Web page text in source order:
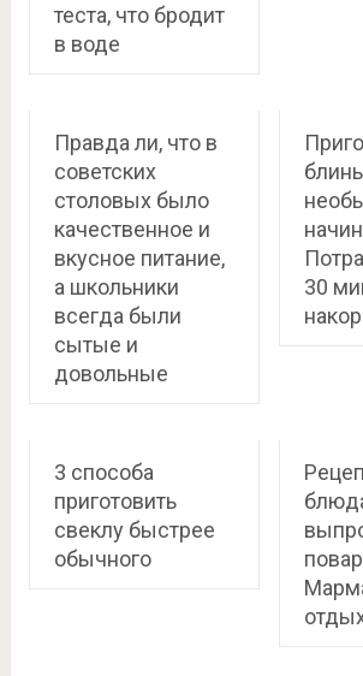
теста, что бродит
в воде
Правда ли, что в
советских
столовых было
качественное и
вкусное питание,
а школьники
всегда были
сытые и
довольные
30
3 способа
приготовить
свеклу быстрее
обычного